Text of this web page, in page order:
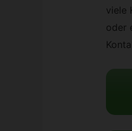
viele
oder